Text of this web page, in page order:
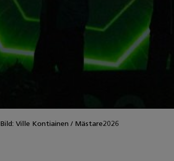
Bild: Ville Kontiainen / Mästare2026